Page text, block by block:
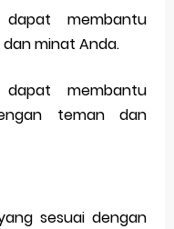
membantu
minat Anda.
membantu
teman dan
sesuai dengan